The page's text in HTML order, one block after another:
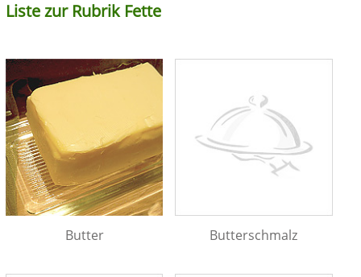
Liste zur Rubrik Fette
Butter Butterschmalz